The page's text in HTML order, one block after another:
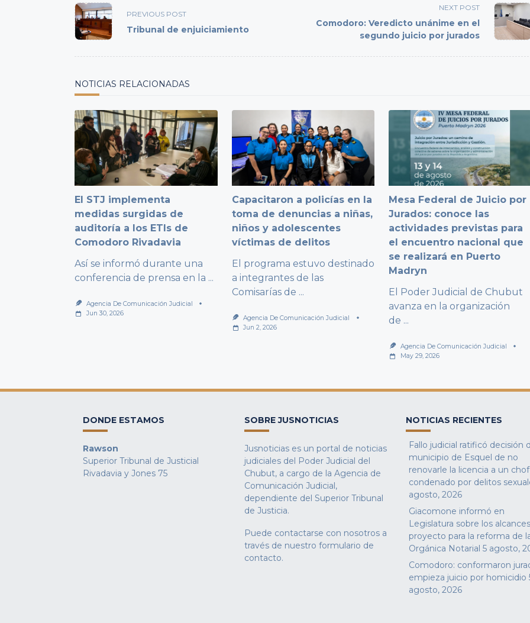
<span
class="nav-
subtitle
PREVIOUS POST
Tribunal de enjuiciamiento
NEXT POST
Comodoro: Veredicto unánime en el
segundo juicio por jurados
NOTICIAS RELACIONADAS
El STJ implementa
medidas surgidas de
auditoría a los ETIs de
Comodoro Rivadavia
Así se informó durante una
conferencia de prensa en la ...
Agencia De Comunicación Judicial
Jun 30, 2026
Capacitaron a policías en la
toma de denuncias a niñas,
niños y adolescentes
víctimas de delitos
El programa estuvo destinado
a integrantes de las
Comisarías de ...
Agencia De Comunicación Judicial
Jun 2, 2026
Mesa Federal de Juicio por
Jurados: conoce las
actividades previstas para
el encuentro nacional que
se realizará en Puerto
Madryn
El Poder Judicial de Chubut
avanza en la organización
de ...
Agencia De Comunicación Judicial
May 29, 2026
DONDE ESTAMOS
Rawson
Superior Tribunal de Justicial
Rivadavia y Jones 75
SOBRE JUSNOTICIAS
Jusnoticias es un portal de noticias
judiciales del Poder Judicial del
Chubut, a cargo de la Agencia de
Comunicación Judicial,
dependiente del Superior Tribunal
de Justicia.
Puede contactarse con nosotros a
través de nuestro formulario de
contacto.
NOTICIAS RECIENTES
Fallo judicial ratificó decisión
municipio de Esquel de no
renovarle la licencia a un
condenado por delitos
agosto, 2026
Giacomone informó en
Legislatura sobre los
proyecto para la reforma de
Orgánica Notarial 5 agosto,
Comodoro: conformaron
empieza juicio por homicidio
agosto, 2026